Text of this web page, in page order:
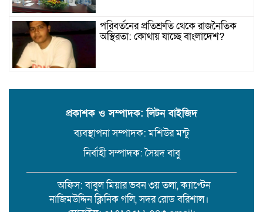
পরিবর্তনের প্রতিশ্রুতি থেকে রাজনৈতিক
অস্থিরতা: কোথায় যাচ্ছে বাংলাদেশ?
ওপর হামলা, জেলা সাংবাদিক ইউনিয়নের
১৭ বছরের সাজাপ্রাপ্ত অস্ত্র মামলার পলাতক
আসামি র‍্যাব-৮ এর অভিযানে গ্রেফতার
বরিশালে সন্তানের সামনে বৃদ্ধা মাকে
কুপিয়ে জখম। থানায় অভিযোগ
প্রকাশক ও সম্পাদক: লিটন বাইজিদ
ব্যবস্থাপনা সম্পাদক: মশিউর মন্টু
নির্বাহী সম্পাদক: সৈয়দ বাবু
অফিস: বাবুল মিয়ার ভবন ৩য় তলা, ক্যাপ্টেন
নাজিমউদ্দিন ক্লিনিক গলি, সদর রোড বরিশাল।